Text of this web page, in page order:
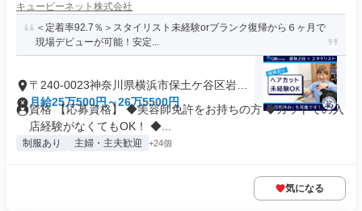
キュービーネット株式会社
＜定着率92.7％＞スタイリスト未経験orブランク復帰から６ヶ月で
現場デビューが可能！安定...
〒240-0023神奈川県横浜市保土ケ谷区岩井
町
月給25万500円～26万5500円
資格 【応募資格】 ◆美容師免許をお持ちの方 ◆カットでの入
店経験がなくてもOK！ ◆...
制服あり 主婦・主夫歓迎 +24個
気になる